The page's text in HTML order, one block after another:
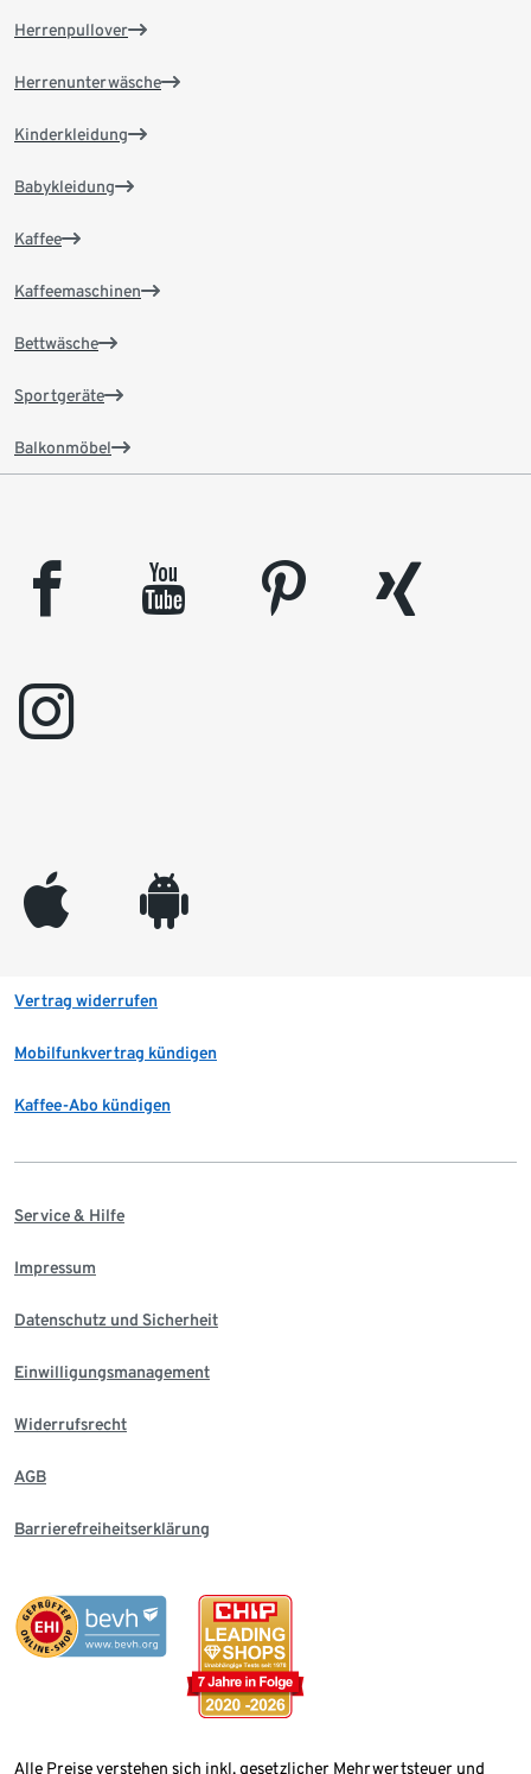
Herrenpullover
Herrenunterwäsche
Kinderkleidung
Babykleidung
Kaffee
Kaffeemaschinen
Bettwäsche
Sportgeräte
Balkonmöbel
facebook youtube pinterest
xing
instagram
appleinc android
Vertrag widerrufen
Mobilfunkvertrag kündigen
Kaffee-Abo kündigen
Service & Hilfe
Impressum
Datenschutz und Sicherheit
Einwilligungsmanagement
Widerrufsrecht
AGB
Barrierefreiheitserklärung
Alle Preise verstehen sich inkl. gesetzlicher Mehrwertsteuer und